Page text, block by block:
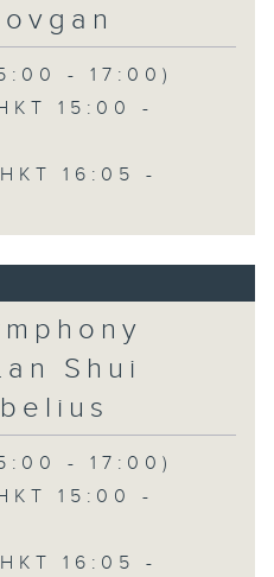
- 17:00)
15:00 -
16:05 -
Shui
- 17:00)
15:00 -
16:05 -